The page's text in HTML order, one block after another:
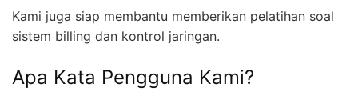
Kami juga siap membantu memberikan pelatihan soal
sistem billing dan kontrol jaringan.
Apa Kata Pengguna Kami?